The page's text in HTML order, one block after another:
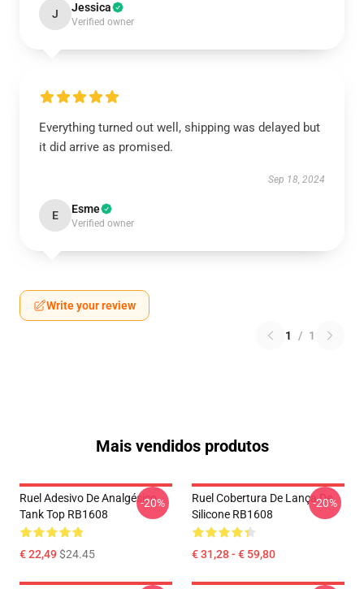
J Jessica
Verified owner
Everything turned out well, shipping was delayed but
it did arrive as promised.
Sep 18, 2024
E Esme
Verified owner
Write your review
1 / 1
Mais vendidos produtos
Ruel Adesivo De Analgésico
Tank Top RB1608
€ 22,49$24.45
-20%
Ruel Cobertura De Lança De
Silicone RB1608
€ 31,28 - € 59,80
-20%